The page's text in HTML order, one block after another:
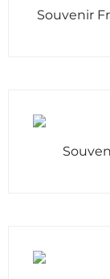
Souvenir